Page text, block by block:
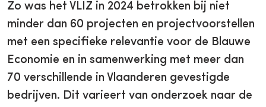
Zo was het VLIZ in 2024 betrokken bij niet
minder dan 60 projecten en projectvoorstellen
met een specifieke relevantie voor de Blauwe
Economie en in samenwerking met meer dan
70 verschillende in Vlaanderen gevestigde
bedrijven. Dit varieert van onderzoek naar de